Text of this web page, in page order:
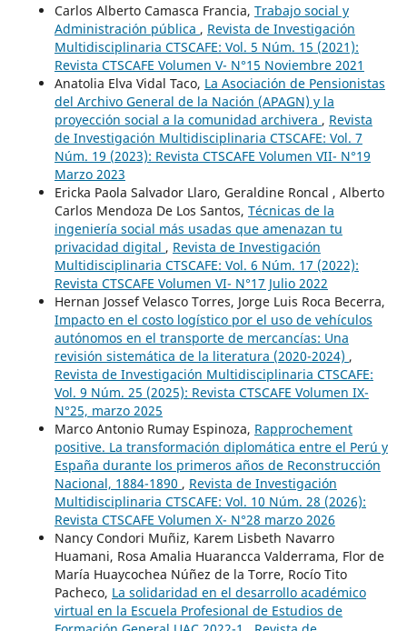
Carlos Alberto Camasca Francia, Trabajo social y
Administración pública , Revista de Investigación
Multidisciplinaria CTSCAFE: Vol. 5 Núm. 15 (2021):
Revista CTSCAFE Volumen V- N°15 Noviembre 2021
Anatolia Elva Vidal Taco, La Asociación de Pensionistas
del Archivo General de la Nación (APAGN) y la
proyección social a la comunidad archivera , Revista
de Investigación Multidisciplinaria CTSCAFE: Vol. 7
Núm. 19 (2023): Revista CTSCAFE Volumen VII- N°19
Marzo 2023
Ericka Paola Salvador Llaro, Geraldine Roncal , Alberto
Carlos Mendoza De Los Santos, Técnicas de la
ingeniería social más usadas que amenazan tu
privacidad digital , Revista de Investigación
Multidisciplinaria CTSCAFE: Vol. 6 Núm. 17 (2022):
Revista CTSCAFE Volumen VI- N°17 Julio 2022
Hernan Jossef Velasco Torres, Jorge Luis Roca Becerra,
Impacto en el costo logístico por el uso de vehículos
autónomos en el transporte de mercancías: Una
revisión sistemática de la literatura (2020-2024) ,
Revista de Investigación Multidisciplinaria CTSCAFE:
Vol. 9 Núm. 25 (2025): Revista CTSCAFE Volumen IX-
N°25, marzo 2025
Marco Antonio Rumay Espinoza, Rapprochement
positive. La transformación diplomática entre el Perú y
España durante los primeros años de Reconstrucción
Nacional, 1884-1890 , Revista de Investigación
Multidisciplinaria CTSCAFE: Vol. 10 Núm. 28 (2026):
Revista CTSCAFE Volumen X- N°28 marzo 2026
Nancy Condori Muñiz, Karem Lisbeth Navarro
Huamani, Rosa Amalia Huarancca Valderrama, Flor de
María Huaycochea Núñez de la Torre, Rocío Tito
Pacheco, La solidaridad en el desarrollo académico
virtual en la Escuela Profesional de Estudios de